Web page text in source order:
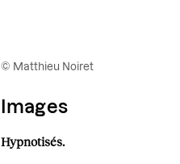
© Matthieu Noiret
Images
Hypnotisés.